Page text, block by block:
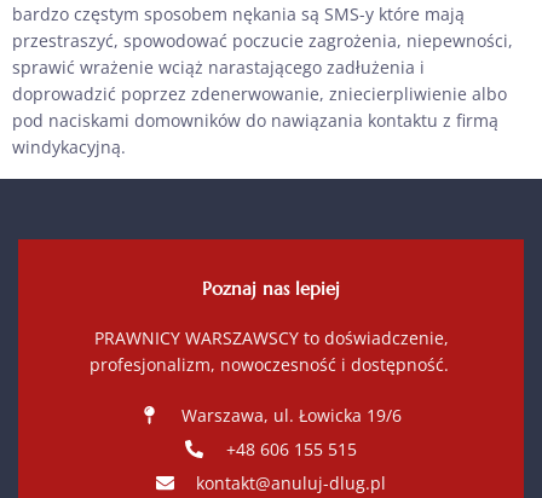
bardzo częstym sposobem nękania są SMS-y które mają
przestraszyć, spowodować poczucie zagrożenia, niepewności,
sprawić wrażenie wciąż narastającego zadłużenia i
doprowadzić poprzez zdenerwowanie, zniecierpliwienie albo
pod naciskami domowników do nawiązania kontaktu z firmą
windykacyjną.
Poznaj nas lepiej
PRAWNICY WARSZAWSCY to doświadczenie,
profesjonalizm, nowoczesność i dostępność.
Warszawa, ul. Łowicka 19/6
+48 606 155 515
kontakt@anuluj-dlug.pl